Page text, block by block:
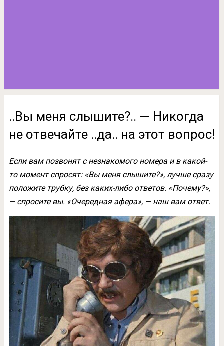
..Вы меня слышите?.. — Никогда
не отвечайте ..да.. на этот вопрос!
Если вам позвонят с незнакомого номера и в какой-
то момент спросят: «Вы меня слышите?», лучше сразу
положите трубку, без каких-либо ответов. «Почему?»,
— спросите вы. «Очередная афера», — наш вам ответ.